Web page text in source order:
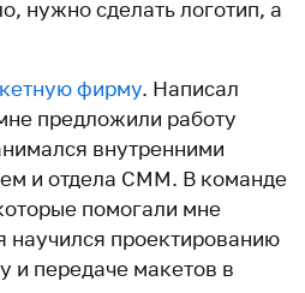
нужно сделать логотип, а
фирму. Написал
предложили работу
внутренними
и отдела СММ. В команде
помогали мне
научился проектированию
и передаче макетов в